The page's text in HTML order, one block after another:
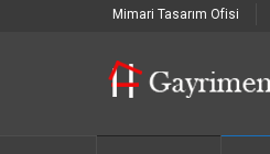
Mimari Tasarım Ofisi